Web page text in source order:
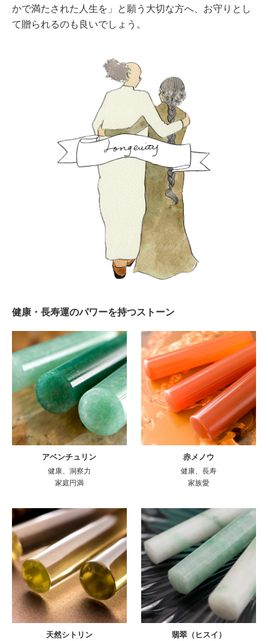
かで満たされた人生を」と願う大切な方へ、お守りとし
て贈られるのも良いでしょう。
健康・長寿運のパワーを持つストーン
アベンチュリン
健康、洞察力
家庭円満
赤メノウ
健康、長寿
家族愛
天然シトリン 翡翠（ヒスイ）